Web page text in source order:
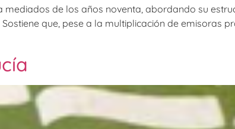
de los años noventa, abordando su
que, pese a la multiplicación de emisoras